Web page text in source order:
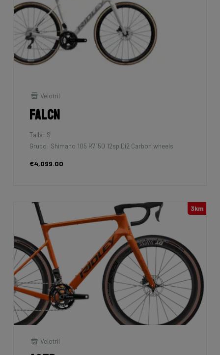
Velotril
Falcn
Talla: S
Grupo: Shimano 105 R7150 12sp Di2 Carbon wheels
€4,099.00
3km
Velotril